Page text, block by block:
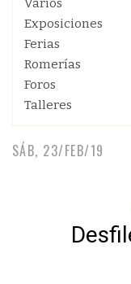
Varios
Exposiciones
Ferias
Romerías
Foros
Talleres
SÁB, 23/FEB/19